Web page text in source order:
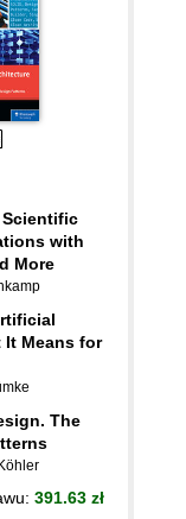
Scientific
with
More
It Means for
The
391.63 zł